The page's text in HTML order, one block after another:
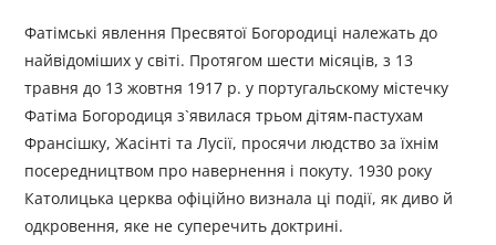
Фатімські явлення Пресвятої Богородиці належать до
найвідоміших у світі. Протягом шести місяців, з 13
травня до 13 жовтня 1917 р. у португальскому містечку
Фатіма Богородиця з`явилася трьом дітям-пастухам
Франсішку, Жасінті та Лусії, просячи людство за їхнім
посередництвом про навернення і покуту. 1930 року
Католицька церква офіційно визнала ці події, як диво й
одкровення, яке не суперечить доктрині.